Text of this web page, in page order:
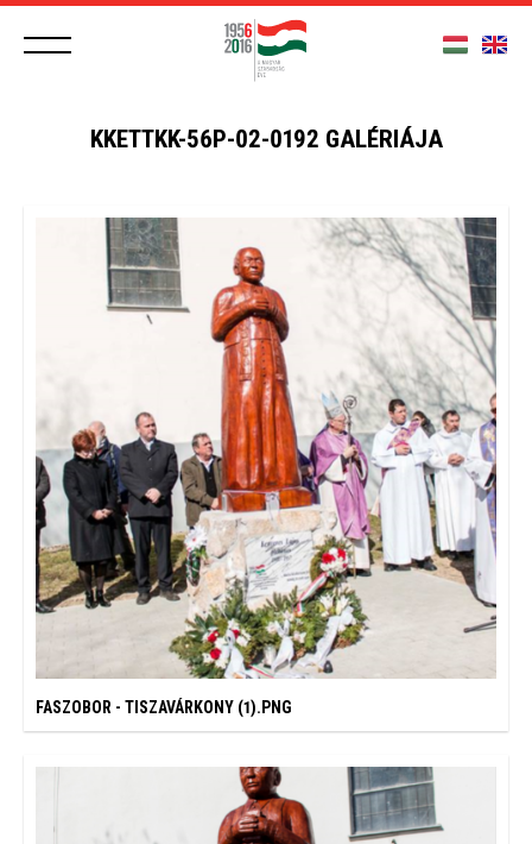
KKETTKK-56P-02-0192 GALÉRIÁJA
FASZOBOR - TISZAVÁRKONY (1).PNG